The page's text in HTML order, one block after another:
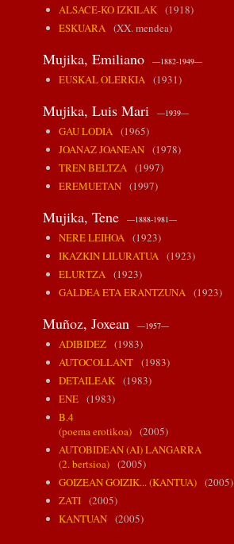
ALSACE-KO IZKILAK(1918)
ESKUARA(XX. mendea)
Mujika, Emiliano —1882-1949—
EUSKAL OLERKIA(1931)
Mujika, Luis Mari —1939—
GAU LODIA(1965)
JOANAZ JOANEAN(1978)
TREN BELTZA(1997)
EREMUETAN(1997)
Mujika, Tene —1888-1981—
NERE LEIHOA(1923)
IKAZKIN LILURATUA(1923)
ELURTZA(1923)
GALDEA ETA ERANTZUNA(1923)
Muñoz, Joxean —1957—
ADIBIDEZ(1983)
AUTOCOLLANT(1983)
DETAILEAK(1983)
ENE(1983)
B.4
(poema erotikoa)(2005)
AUTOBIDEAN (AI) LANGARRA
(2. bertsioa)(2005)
GOIZEAN GOIZIK... (KANTUA)(2005)
ZATI(2005)
KANTUAN(2005)